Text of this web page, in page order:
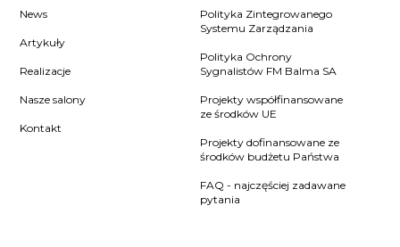
News
Artykuły
Realizacje
Nasze salony
Kontakt
Polityka Zintegrowanego
Systemu Zarządzania
Polityka Ochrony
Sygnalistów FM Balma SA
Projekty współfinansowane
ze środków UE
Projekty dofinansowane ze
środków budżetu Państwa
FAQ - najczęściej zadawane
pytania